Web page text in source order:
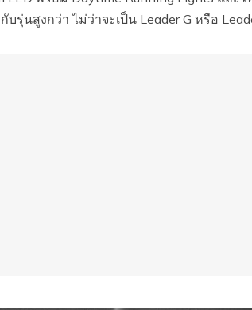
รุ่นสูงกว่า ไม่ว่าจะเป็น Leader G หรือ